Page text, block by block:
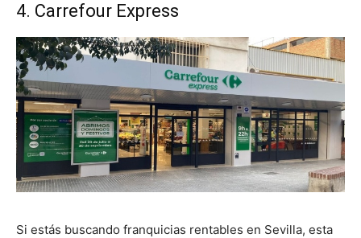
4. Carrefour Express
Si estás buscando franquicias rentables en Sevilla, esta